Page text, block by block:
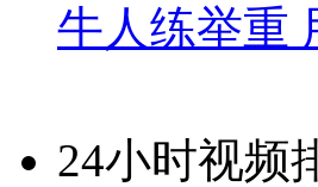
牛人练举重
24小时视频